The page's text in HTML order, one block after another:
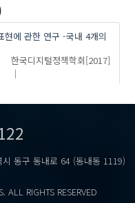
현에 관한 연구 -국내 4개의
한국디지털정책학회[2017]
동구 동내로 64 (동내동 1119)
RIGHTS RESERVED